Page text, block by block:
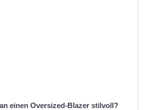
einen Oversized-Blazer stilvoll?